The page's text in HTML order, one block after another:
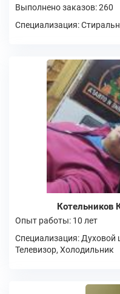
Выполнено заказов: 260
Специализация:
Котельников
Опыт работы: 10 лет
Специализация:
Телевизор, Холодильник